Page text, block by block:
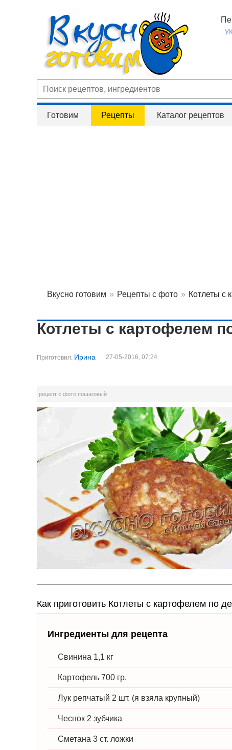
Готовим Рецепты Каталог рецептов
Вкусно готовим » Рецепты с фото » Котлеты с
Котлеты с картофелем
Приготовил: Ирина 27-05-2016, 07:24
рецепт с фото пошаговый
Как приготовить Котлеты с картофелем по
Ингредиенты для рецепта
Свинина 1,1 кг
Картофель 700 гр.
Лук репчатый 2 шт. (я взяла крупный)
Чеснок 2 зубчика
Сметана 3 ст. ложки